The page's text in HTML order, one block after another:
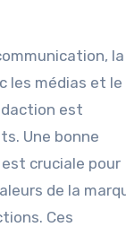
la
les médias et le
est
Une bonne
cruciale pour
de la
Ces